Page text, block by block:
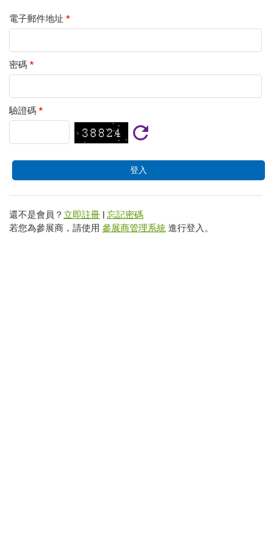
電子郵件地址 *
密碼 *
驗證碼 *
還不是會員？ 立即註冊 | 忘記密碼
若您為參展商，請使用 參展商管理系統 進行登入。